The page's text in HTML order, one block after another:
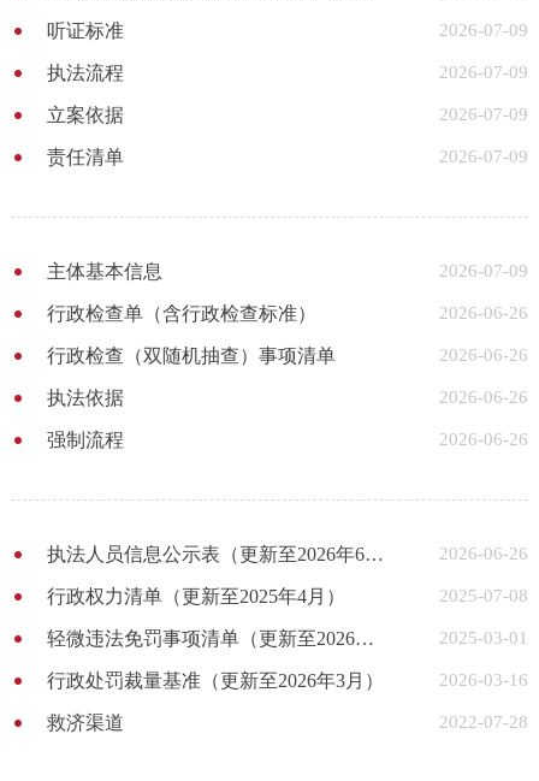
听证标准 2026-07-09
执法流程 2026-07-09
立案依据 2026-07-09
责任清单 2026-07-09
主体基本信息 2026-07-09
行政检查单（含行政检查标准） 2026-06-26
行政检查（双随机抽查）事项清单 2026-06-26
执法依据 2026-06-26
强制流程 2026-06-26
执法人员信息公示表（更新至2026年6月） 2026-06-26
行政权力清单（更新至2025年4月） 2025-07-08
轻微违法免罚事项清单（更新至2026年3月） 2025-03-01
行政处罚裁量基准（更新至2026年3月） 2026-03-16
救济渠道 2022-07-28